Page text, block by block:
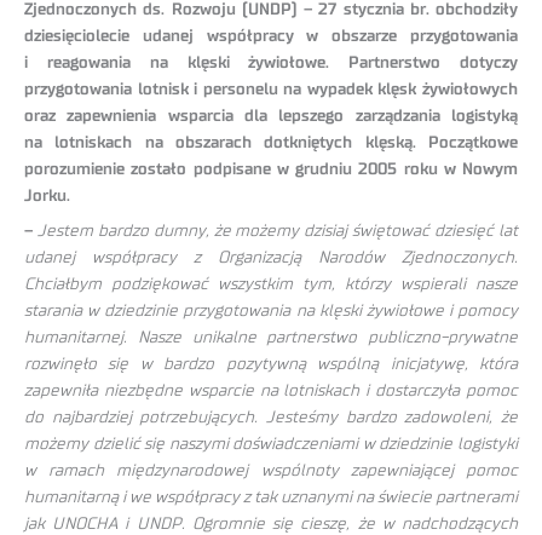
Zjednoczonych ds. Rozwoju (UNDP) – 27 stycznia br. obchodziły
dziesięciolecie udanej współpracy w obszarze przygotowania
i reagowania na klęski żywiołowe. Partnerstwo dotyczy
przygotowania lotnisk i personelu na wypadek klęsk żywiołowych
oraz zapewnienia wsparcia dla lepszego zarządzania logistyką
na lotniskach na obszarach dotkniętych klęską. Początkowe
porozumienie zostało podpisane w grudniu 2005 roku w Nowym
Jorku.
– Jestem bardzo dumny, że możemy dzisiaj świętować dziesięć lat
udanej współpracy z Organizacją Narodów Zjednoczonych.
Chciałbym podziękować wszystkim tym, którzy wspierali nasze
starania w dziedzinie przygotowania na klęski żywiołowe i pomocy
humanitarnej. Nasze unikalne partnerstwo publiczno-prywatne
rozwinęło się w bardzo pozytywną wspólną inicjatywę, która
zapewniła niezbędne wsparcie na lotniskach i dostarczyła pomoc
do najbardziej potrzebujących. Jesteśmy bardzo zadowoleni, że
możemy dzielić się naszymi doświadczeniami w dziedzinie logistyki
w ramach międzynarodowej wspólnoty zapewniającej pomoc
humanitarną i we współpracy z tak uznanymi na świecie partnerami
jak UNOCHA i UNDP. Ogromnie się cieszę, że w nadchodzących